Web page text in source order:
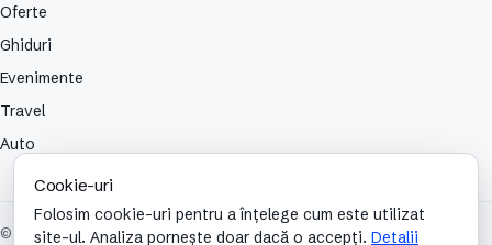
Oferte
Ghiduri
Evenimente
Travel
Auto
© 2026 TechCafe. Toate drepturile rezervate.
Cookie-uri
Folosim cookie-uri pentru a înțelege cum este utilizat
site-ul. Analiza pornește doar dacă o accepți. Detalii